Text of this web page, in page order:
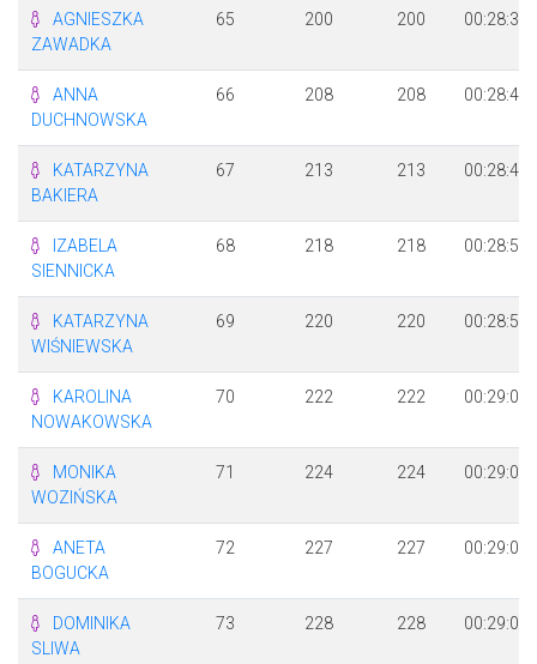
AGNIESZKA
ZAWADKA
65 200 200 00:28:32
ANNA
DUCHNOWSKA
66 208 208 00:28:41
KATARZYNA
BAKIERA
67 213 213 00:28:46
IZABELA
SIENNICKA
68 218 218 00:28:57
KATARZYNA
WIŚNIEWSKA
69 220 220 00:28:58
KAROLINA
NOWAKOWSKA
70 222 222 00:29:01
MONIKA
WOZIŃSKA
71 224 224 00:29:03
ANETA
BOGUCKA
72 227 227 00:29:03
DOMINIKA
SLIWA
73 228 228 00:29:03